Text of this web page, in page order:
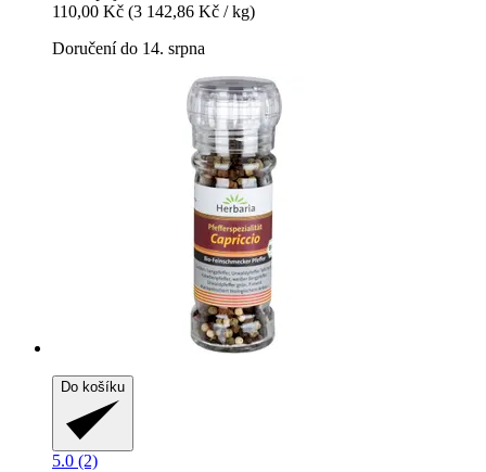
110,00 Kč (3 142,86 Kč / kg)
Doručení do 14. srpna
Do košíku
5.0 (2)